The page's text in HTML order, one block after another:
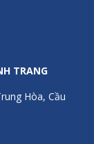
TRANG
Hòa, Cầu